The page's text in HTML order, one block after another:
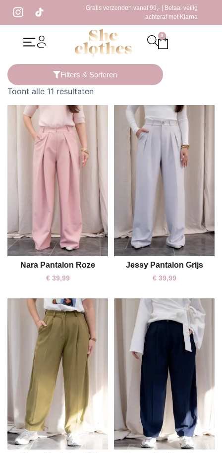
Gratis verzenden vanaf 99,- | Betaal veilig
achteraf met Klarna
0
/ Producten getagged “taupe pantalon”
Filters & Sorteren
Toont alle 11 resultaten
S M L
Nara Pantalon Roze
€39,99
M L
Jessy Pantalon Grijs
€39,99